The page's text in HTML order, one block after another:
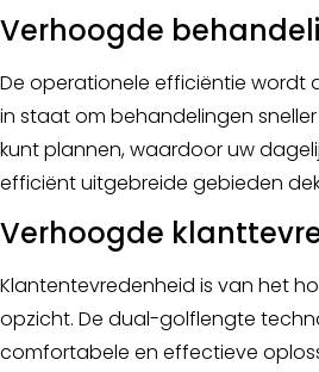
Verhoogde
De operationele efficiëntie wordt
in staat om behandelingen
kunt plannen, waardoor uw
efficiënt uitgebreide gebieden
Verhoogde
Klantentevredenheid is van het
opzicht. De dual-golflengte
comfortabele en effectieve